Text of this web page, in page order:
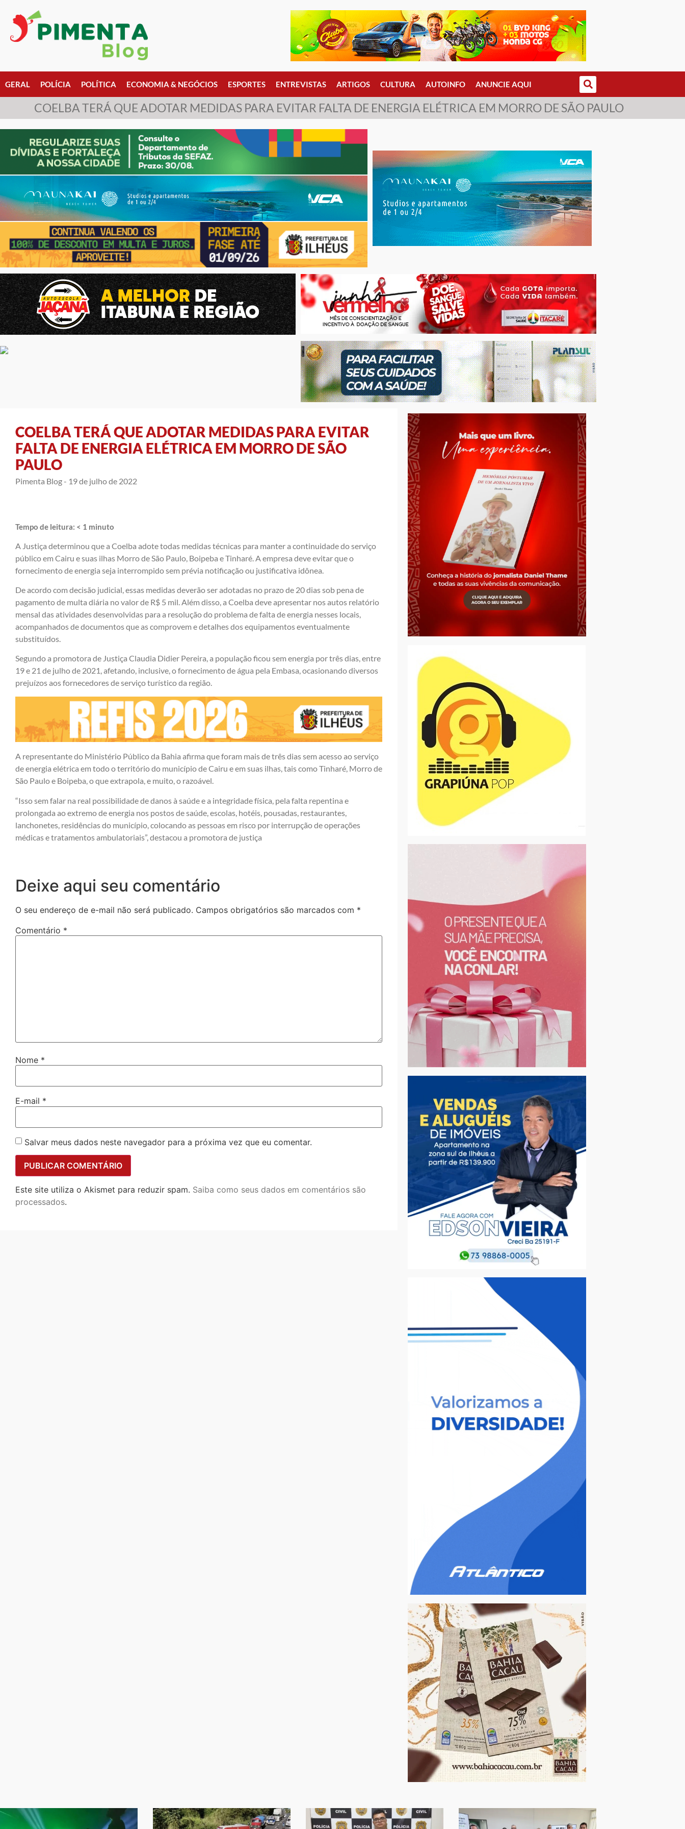
GERAL POLÍCIA POLÍTICA ECONOMIA & NEGÓCIOS ESPORTES ENTREVISTAS ARTIGOS CULTURA AUTOINFO ANUNCIE AQUI
COELBA TERÁ QUE ADOTAR MEDIDAS PARA EVITAR FALTA DE ENERGIA ELÉTRICA EM MORRO DE SÃO PAULO
COELBA TERÁ QUE ADOTAR MEDIDAS PARA EVITAR
FALTA DE ENERGIA ELÉTRICA EM MORRO DE SÃO
PAULO
Pimenta Blog - 19 de julho de 2022
Tempo de leitura: < 1 minuto
A Justiça determinou que a Coelba adote todas medidas técnicas para manter a continuidade do serviço
público em Cairu e suas ilhas Morro de São Paulo, Boipeba e Tinharé. A empresa deve evitar que o
fornecimento de energia seja interrompido sem prévia notificação ou justificativa idônea.
De acordo com decisão judicial, essas medidas deverão ser adotadas no prazo de 20 dias sob pena de
pagamento de multa diária no valor de R$ 5 mil. Além disso, a Coelba deve apresentar nos autos relatório
mensal das atividades desenvolvidas para a resolução do problema de falta de energia nesses locais,
acompanhados de documentos que as comprovem e detalhes dos equipamentos eventualmente
substituídos.
Segundo a promotora de Justiça Claudia Didier Pereira, a população ficou sem energia por três dias, entre
19 e 21 de julho de 2021, afetando, inclusive, o fornecimento de água pela Embasa, ocasionando diversos
prejuízos aos fornecedores de serviço turístico da região.
A representante do Ministério Público da Bahia afirma que foram mais de três dias sem acesso ao serviço
de energia elétrica em todo o território do município de Cairu e em suas ilhas, tais como Tinharé, Morro de
São Paulo e Boipeba, o que extrapola, e muito, o razoável.
“Isso sem falar na real possibilidade de danos à saúde e a integridade física, pela falta repentina e
prolongada ao extremo de energia nos postos de saúde, escolas, hotéis, pousadas, restaurantes,
lanchonetes, residências do município, colocando as pessoas em risco por interrupção de operações
médicas e tratamentos ambulatoriais”, destacou a promotora de justiça
Deixe aqui seu comentário
O seu endereço de e-mail não será publicado. Campos obrigatórios são marcados com *
Comentário *
Nome *
E-mail *
Salvar meus dados neste navegador para a próxima vez que eu comentar.
Este site utiliza o Akismet para reduzir spam. Saiba como seus dados em comentários são
processados.